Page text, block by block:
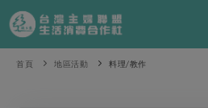
產品分類
首頁 地區活動 料理/教作